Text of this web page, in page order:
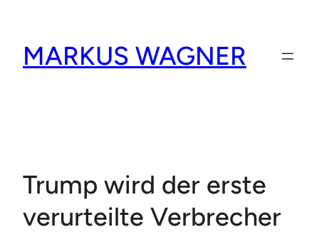
contentMARKUS WAGNER
Trump wird der erste
verurteilte Verbrecher